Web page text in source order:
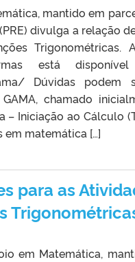
mantido em
divulga a relação
está
Dúvidas podem
chamado
Iniciação ao Cálculo
matemática […]
para as
em Matemática,